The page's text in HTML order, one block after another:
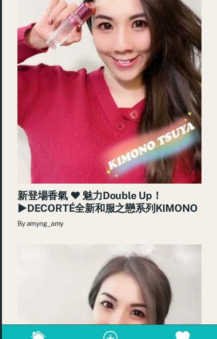
新登場香氣 ♥ 魅力Double Up！
►DECORTÉ全新和服之戀系列KIMONO
Byamyng_amy